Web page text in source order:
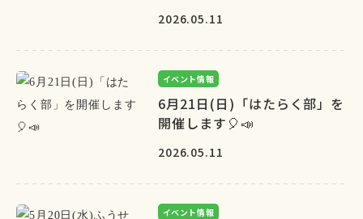
2026.05.11
イベント情報
6月21日(日)「はたらく部」を
開催します🎈📣
2026.05.11
イベント情報